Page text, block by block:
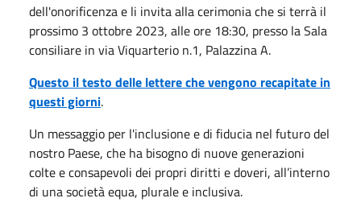
dell'onorificenza e li invita alla cerimonia che si terrà il
prossimo 3 ottobre 2023, alle ore 18:30, presso la Sala
consiliare in via Viquarterio n.1, Palazzina A.
Questo il testo delle lettere che vengono recapitate in
questi giorni.
Un messaggio per l'inclusione e di fiducia nel futuro del
nostro Paese, che ha bisogno di nuove generazioni
colte e consapevoli dei propri diritti e doveri, all’interno
di una società equa, plurale e inclusiva.